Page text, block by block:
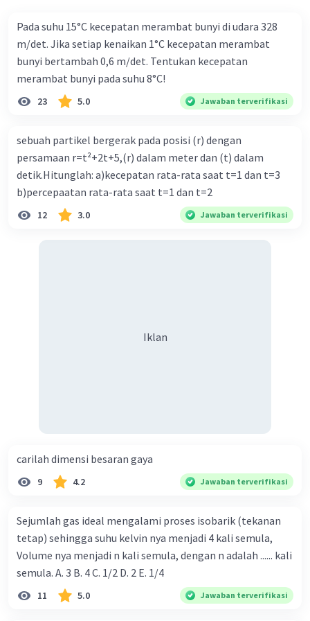
Nm.
Beri Rating· 0.0 (0) Balas
Iklan
Pada suhu 15°C kecepatan merambat bunyi di udara 328
m/det. Jika setiap kenaikan 1°C kecepatan merambat
bunyi bertambah 0,6 m/det. Tentukan kecepatan
merambat bunyi pada suhu 8°C!
23 5.0 Jawaban terverifikasi
sebuah partikel bergerak pada posisi (r) dengan
persamaan r=t²+2t+5,(r) dalam meter dan (t) dalam
detik.Hitunglah: a)kecepatan rata-rata saat t=1 dan t=3
b)percepaatan rata-rata saat t=1 dan t=2
12 3.0 Jawaban terverifikasi
Iklan
carilah dimensi besaran gaya
9 4.2 Jawaban terverifikasi
Sejumlah gas ideal mengalami proses isobarik (tekanan
tetap) sehingga suhu kelvin nya menjadi 4 kali semula,
Volume nya menjadi n kali semula, dengan n adalah ...... kali
semula. A. 3 B. 4 C. 1/2 D. 2 E. 1/4
11 5.0 Jawaban terverifikasi